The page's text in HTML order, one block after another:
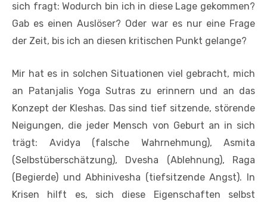
sich fragt: Wodurch bin ich in diese Lage gekommen?
Gab es einen Auslöser? Oder war es nur eine Frage
der Zeit, bis ich an diesen kritischen Punkt gelange?
Mir hat es in solchen Situationen viel gebracht, mich
an Patanjalis Yoga Sutras zu erinnern und an das
Konzept der Kleshas. Das sind tief sitzende, störende
Neigungen, die jeder Mensch von Geburt an in sich
trägt: Avidya (falsche Wahrnehmung), Asmita
(Selbstüberschätzung), Dvesha (Ablehnung), Raga
(Begierde) und Abhinivesha (tiefsitzende Angst). In
Krisen hilft es, sich diese Eigenschaften selbst